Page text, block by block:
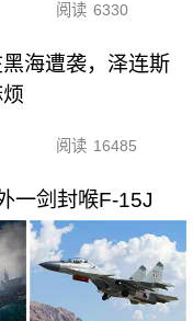
阅读 6330
海遭袭，泽连斯
阅读 16485
一剑封喉F-15J